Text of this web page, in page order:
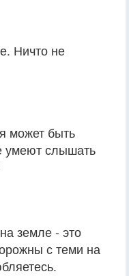
Ничто не
может быть
умеют слышать
земле - это
с теми на